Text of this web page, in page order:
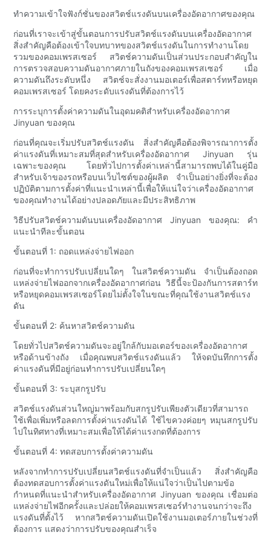
ทำความเข้าใจฟังก์ชั่นของสวิตช์แรงดันบนเครื่องอัดอากาศของคุณ
ก่อนที่เราจะเข้าสู่ขั้นตอนการปรับสวิตช์แรงดันบนเครื่องอัดอากาศ
สิ่งสำคัญคือต้องเข้าใจบทบาทของสวิตช์แรงดันในการทำงานโดย
รวมของคอมเพรสเซอร์ สวิตช์ความดันเป็นส่วนประกอบสำคัญใน
การตรวจสอบความดันอากาศภายในถังของคอมเพรสเซอร์ เมื่อ
ความดันถึงระดับหนึ่ง สวิตช์จะสั่งงานมอเตอร์เพื่อสตาร์ทหรือหยุด
คอมเพรสเซอร์ โดยคงระดับแรงดันที่ต้องการไว้
การระบุการตั้งค่าความดันในอุดมคติสำหรับเครื่องอัดอากาศ
Jinyuan ของคุณ
ก่อนที่คุณจะเริ่มปรับสวิตช์แรงดัน สิ่งสำคัญคือต้องพิจารณาการตั้ง
ค่าแรงดันที่เหมาะสมที่สุดสำหรับเครื่องอัดอากาศ Jinyuan รุ่น
เฉพาะของคุณ โดยทั่วไปการตั้งค่าเหล่านี้สามารถพบได้ในคู่มือ
สำหรับเจ้าของรถหรือบนเว็บไซต์ของผู้ผลิต จำเป็นอย่างยิ่งที่จะต้อง
ปฏิบัติตามการตั้งค่าที่แนะนำเหล่านี้เพื่อให้แน่ใจว่าเครื่องอัดอากาศ
ของคุณทำงานได้อย่างปลอดภัยและมีประสิทธิภาพ
วิธีปรับสวิตช์ความดันบนเครื่องอัดอากาศ Jinyuan ของคุณ: คำ
แนะนำทีละขั้นตอน
ขั้นตอนที่ 1: ถอดแหล่งจ่ายไฟออก
ก่อนที่จะทำการปรับเปลี่ยนใดๆ ในสวิตช์ความดัน จำเป็นต้องถอด
แหล่งจ่ายไฟออกจากเครื่องอัดอากาศก่อน วิธีนี้จะป้องกันการสตาร์ท
หรือหยุดคอมเพรสเซอร์โดยไม่ตั้งใจในขณะที่คุณใช้งานสวิตช์แรง
ดัน
ขั้นตอนที่ 2: ค้นหาสวิตช์ความดัน
โดยทั่วไปสวิตช์ความดันจะอยู่ใกล้กับมอเตอร์ของเครื่องอัดอากาศ
หรือด้านข้างถัง เมื่อคุณพบสวิตช์แรงดันแล้ว ให้จดบันทึกการตั้ง
ค่าแรงดันที่มีอยู่ก่อนทำการปรับเปลี่ยนใดๆ
ขั้นตอนที่ 3: ระบุสกรูปรับ
สวิตช์แรงดันส่วนใหญ่มาพร้อมกับสกรูปรับเพียงตัวเดียวที่สามารถ
ใช้เพื่อเพิ่มหรือลดการตั้งค่าแรงดันได้ ใช้ไขควงค่อยๆ หมุนสกรูปรับ
ไปในทิศทางที่เหมาะสมเพื่อให้ได้ค่าแรงกดที่ต้องการ
ขั้นตอนที่ 4: ทดสอบการตั้งค่าความดัน
หลังจากทำการปรับเปลี่ยนสวิตช์แรงดันที่จำเป็นแล้ว สิ่งสำคัญคือ
ต้องทดสอบการตั้งค่าแรงดันใหม่เพื่อให้แน่ใจว่าเป็นไปตามข้อ
กำหนดที่แนะนำสำหรับเครื่องอัดอากาศ Jinyuan ของคุณ เชื่อมต่อ
แหล่งจ่ายไฟอีกครั้งและปล่อยให้คอมเพรสเซอร์ทำงานจนกว่าจะถึง
แรงดันที่ตั้งไว้ หากสวิตช์ความดันเปิดใช้งานมอเตอร์ภายในช่วงที่
ต้องการ แสดงว่าการปรับของคุณสำเร็จ